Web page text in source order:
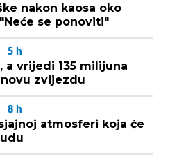
nakon kaosa oko
se ponoviti"
5 h
a vrijedi 135 milijuna
novu zvijezdu
8 h
atmosferi koja će